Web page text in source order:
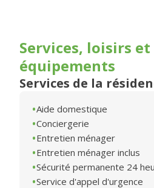
Services, loisirs et
équipements
Services de la
Aide domestique
Conciergerie
Entretien ménager
Entretien ménager inclus
Sécurité permanente 24
Service d'appel d'urgence